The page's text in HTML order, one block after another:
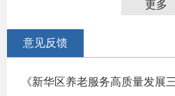
更多
意见反馈
《新华区养老服务高质量发展